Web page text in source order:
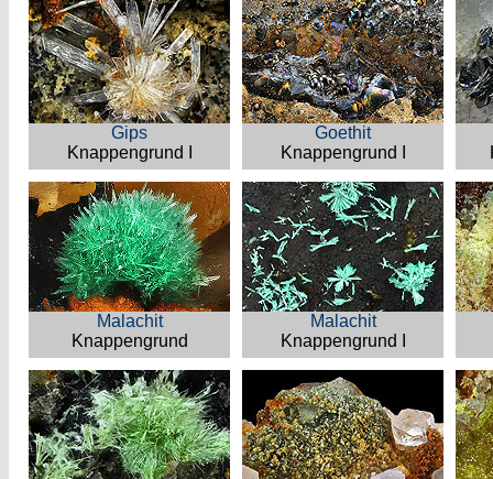
Gips
Knappengrund I
Goethit
Knappengrund I
Malachit
Knappengrund
Malachit
Knappengrund I